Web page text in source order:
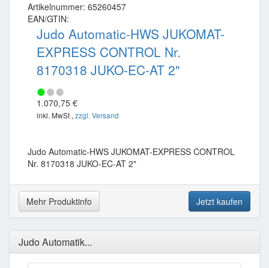
Artikelnummer: 65260457
EAN/GTIN:
Judo Automatic-HWS JUKOMAT-
EXPRESS CONTROL Nr.
8170318 JUKO-EC-AT 2"
1.070,75 €
inkl. MwSt , zzgl. Versand
Judo Automatic-HWS JUKOMAT-EXPRESS CONTROL
Nr. 8170318 JUKO-EC-AT 2"
Mehr Produktinfo Jetzt kaufen
Judo Automatik...